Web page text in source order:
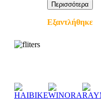
Περισσότερα
Εξαντλήθηκε